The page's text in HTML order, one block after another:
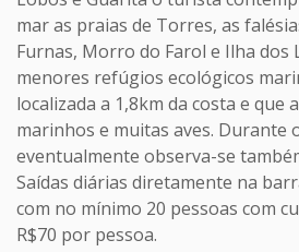
mar as praias de Torres, as
Furnas, Morro do Farol e Ilha dos
menores refúgios ecológicos
localizada a 1,8km da costa e que
marinhos e muitas aves. Durante
eventualmente observa-se
Saídas diárias diretamente na
com no mínimo 20 pessoas com
R$70 por pessoa.